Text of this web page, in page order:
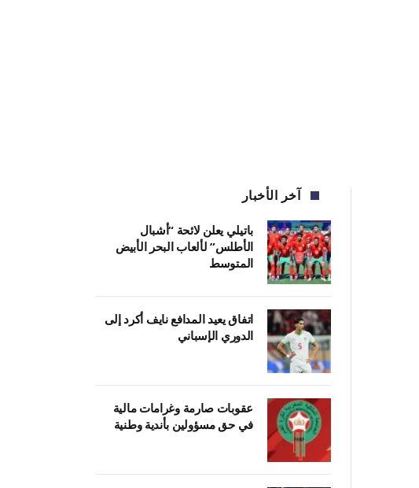
آخر الأخبار
باتيلي يعلن لائحة “أشبال
الأطلس” لألعاب البحر الأبيض
المتوسط
اتفاق يعيد المدافع نايف أكرد إلى
الدوري الإسباني
عقوبات صارمة وغرامات مالية
في حق مسؤولين بأندية وطنية